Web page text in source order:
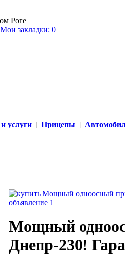
Роге
Мои закладки: 0
услуги | Прицепы |
Мощный
Днепр-230!